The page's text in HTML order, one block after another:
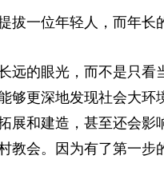
一位年轻人，而年长
远的眼光，而不是只
够更深地发现社会大
展和建造，甚至还会
教会。因为有了第一